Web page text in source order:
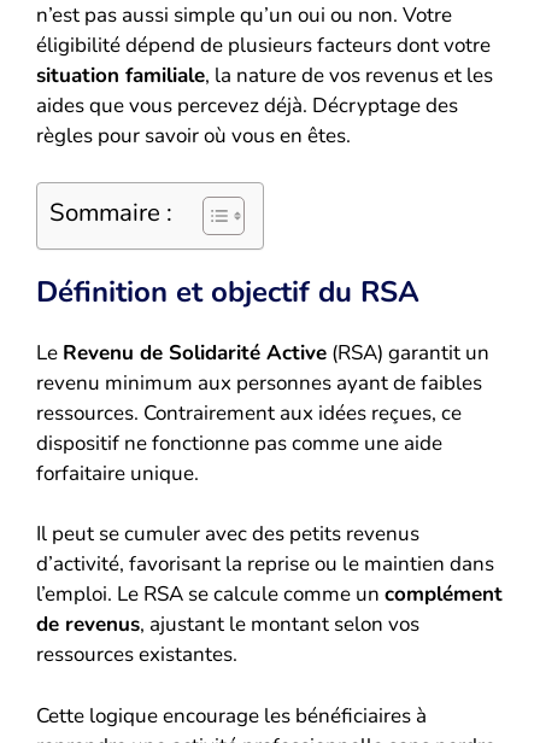
n’est pas aussi simple qu’un oui ou non. Votre
éligibilité dépend de plusieurs facteurs dont votre
situation familiale, la nature de vos revenus et les
aides que vous percevez déjà. Décryptage des
règles pour savoir où vous en êtes.
Sommaire :
Définition et objectif du RSA
Le Revenu de Solidarité Active (RSA) garantit un
revenu minimum aux personnes ayant de faibles
ressources. Contrairement aux idées reçues, ce
dispositif ne fonctionne pas comme une aide
forfaitaire unique.
Il peut se cumuler avec des petits revenus
d’activité, favorisant la reprise ou le maintien dans
l’emploi. Le RSA se calcule comme un complément
de revenus, ajustant le montant selon vos
ressources existantes.
Cette logique encourage les bénéficiaires à